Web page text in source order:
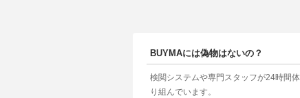
BUYMAには偽物はないの？
検閲システムや専門スタッフが24時間
り組んでいます。